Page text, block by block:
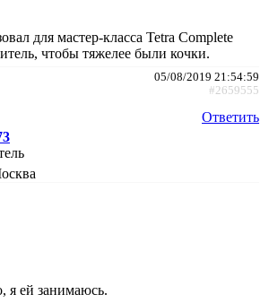
для мастер-класса Tetra Complete
чтобы тяжелее были кочки.
05/08/2019 21:54:59
#2659555
Ответить
я ей занимаюсь.